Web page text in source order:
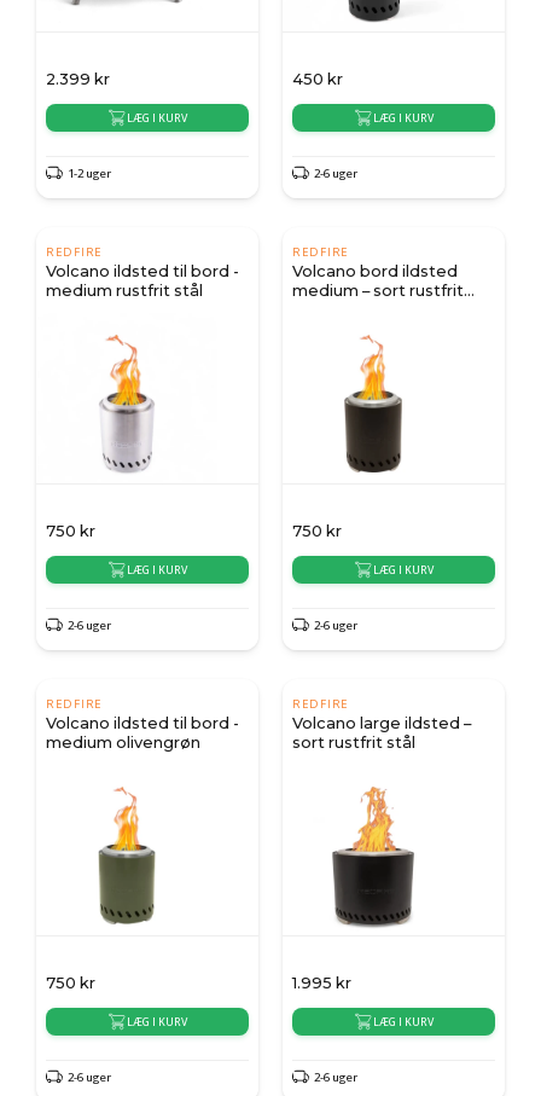
2.399 kr
LÆG I KURV
1-2 uger
450 kr
LÆG I KURV
2-6 uger
REDFIRE
Volcano ildsted til bord -
medium rustfrit stål
750 kr
LÆG I KURV
2-6 uger
REDFIRE
Volcano bord ildsted
medium – sort rustfrit
750 kr
LÆG I KURV
2-6 uger
REDFIRE
Volcano ildsted til bord -
medium olivengrøn
750 kr
LÆG I KURV
2-6 uger
REDFIRE
Volcano large ildsted –
sort rustfrit stål
1.995 kr
LÆG I KURV
2-6 uger